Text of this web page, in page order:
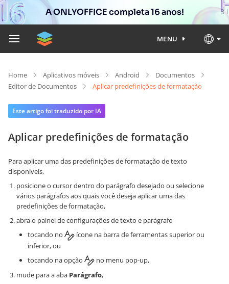
A ONLYOFFICE completa 16 anos!
MENU
Home Aplicativos móveis Android
Documentos
Editor de Documentos
Aplicar predefinições de formatação
Este artigo foi traduzido por IA
Aplicar predefinições de formatação
Para aplicar uma das predefinições de formatação de texto
disponíveis,
posicione o cursor dentro do parágrafo desejado ou selecione
vários parágrafos aos quais você deseja aplicar uma das
predefinições de formatação,
abra o painel de configurações de texto e parágrafo
tocando no
ícone na barra de ferramentas superior ou
inferior, ou
tocando na opção
no menu pop-up,
mude para a aba Parágrafo,